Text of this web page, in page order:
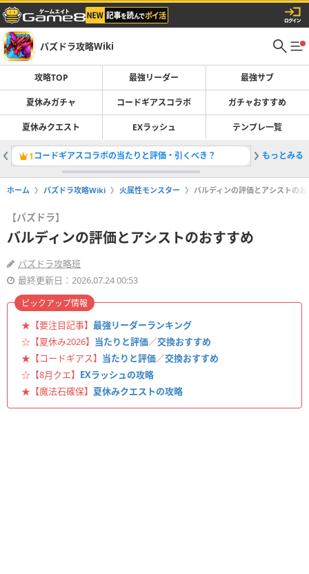
パズドラ攻略Wiki
攻略TOP 最強リーダー 最強サブ
夏休みガチャ コードギアスコラボ ガチャおすすめ
夏休みクエスト EXラッシュ テンプレ一覧
1コードギアスコラボの当たりと評価・引くべき？ 2最強リ
もっとみる
ホーム パズドラ攻略Wiki 火属性モンスター バルディンの評価とアシストのお
【パズドラ】
バルディンの評価とアシストのおすすめ
パズドラ攻略班
最終更新日：2026.07.24 00:53
★【要注目記事】 最強リーダーランキング
☆【夏休み2026】 当たりと評価／交換おすすめ
★【コードギアス】 当たりと評価／交換おすすめ
☆【8月クエ】 EXラッシュの攻略
★【魔法石確保】 夏休みクエストの攻略
ピックアップ情報